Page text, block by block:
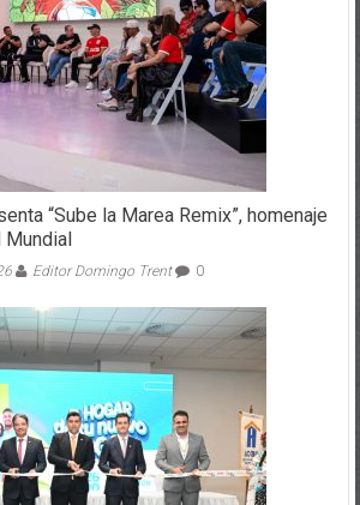
“Sube la Marea Remix”, homenaje
Mundial
Editor Domingo Trent 0